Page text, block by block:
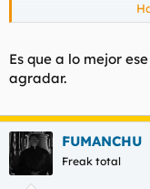
Yo experimento un
Estuve mucho tiempo
jodidamente
No es aquello de
Estuve estudiando
yo sabía que no iba
pero es que no se
Es que a lo mejor
agradar.
FUMANCHU
Freak total